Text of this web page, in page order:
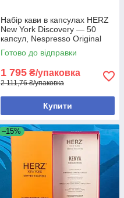
Набір кави в капсулах HERZ
New York Discovery — 50
капсул, Nespresso Original
Готово до відправки
1 795 ₴/упаковка
2 111,76 ₴/упаковка
Купити
–15%